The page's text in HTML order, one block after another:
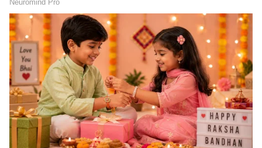
Related Articles
ನಟಿ‌‌ Ramyaಗೆ ವಯಸ್ಸೇ ಆಗಲ್ವಾ! Sandalwood
Queen ಗೆ 42 ಅಂದ್ರೆ ನಂಬ್ತೀರಾ???
Aradhana Ram Birthday: ಕುಟುಂಬ ಸಮೇತ
ಕಾಲ್ನಡಿಗೆಯಲ್ಲಿ ತಿಮ್ಮಪ್ಪನ ದರ್ಶನ ಪಡೆದ ಮಾಲಾಶ್ರೀ